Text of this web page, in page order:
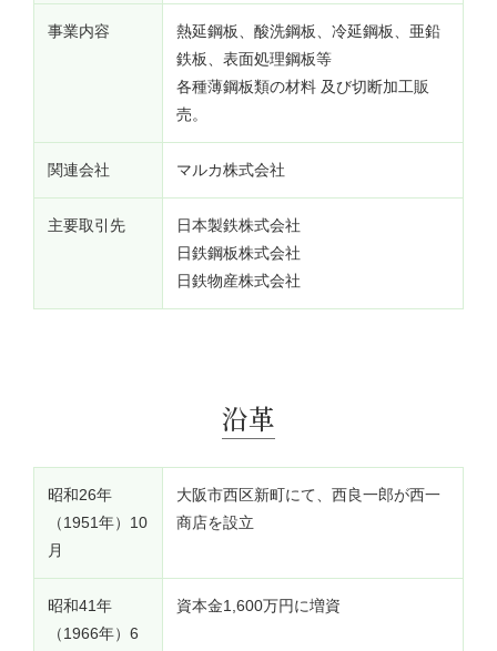
事業内容
熱延鋼板、酸洗鋼板、冷延鋼板、亜鉛
鉄板、表面処理鋼板等
各種薄鋼板類の材料 及び切断加工販
売。
関連会社 マルカ株式会社
主要取引先
日本製鉄株式会社
日鉄鋼板株式会社
日鉄物産株式会社
沿革
昭和26年
（1951年）10
月
大阪市西区新町にて、西良一郎が西一
商店を設立
昭和41年
（1966年）6
資本金1,600万円に増資